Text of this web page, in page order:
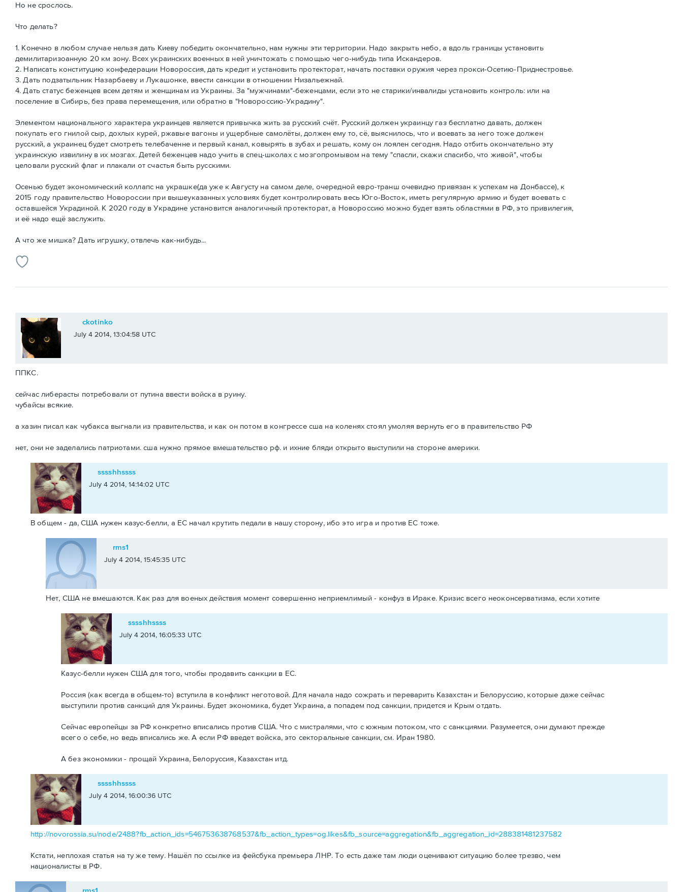
Но не срослось.
Что делать?
1. Конечно в любом случае нельзя дать Киеву победить окончательно, нам нужны эти территории. Надо закрыть небо, а вдоль границы установить
демилитаризоанную 20 км зону. Всех украинских военных в ней уничтожать с помощью чего-нибудь типа Искандеров.
2. Написать конституцию конфедерации Новороссия, дать кредит и установить протекторат, начать поставки оружия через прокси-Осетию-Приднестровье.
3. Дать подзатыльник Назарбаеву и Лукашонке, ввести санкции в отношении Низальежнай.
4. Дать статус беженцев всем детям и женщинам из Украины. За "мужчинами"-беженцами, если это не старики/инвалиды установить контроль: или на
поселение в Сибирь, без права перемещения, или обратно в "Новороссию-Украдину".
Элементом национального характера украинцев является привычка жить за русский счёт. Русский должен украинцу газ бесплатно давать, должен
покупать его гнилой сыр, дохлых курей, ржавые вагоны и ущербные самолёты, должен ему то, сё, выяснилось, что и воевать за него тоже должен
русский, а украинец будет смотреть телебаченне и первый канал, ковырять в зубах и решать, кому он лоялен сегодня. Надо отбить окончательно эту
украинскую извилину в их мозгах. Детей беженцев надо учить в спец-школах с мозгопромывом на тему "спасли, скажи спасибо, что живой", чтобы
целовали русский флаг и плакали от счастья быть русскими.
Осенью будет экономический коллапс на украшке(да уже к Августу на самом деле, очередной евро-транш очевидно привязан к успехам на Донбассе), к
2015 году правительство Новороссии при вышеуказанных условиях будет контролировать весь Юго-Восток, иметь регулярную армию и будет воевать с
оставшейся Украдиной. К 2020 году в Украдине установится аналогичный протекторат, а Новороссию можно будет взять областями в РФ, это привилегия,
и её надо ещё заслужить.
А что же мишка? Дать игрушку, отвлечь как-нибудь...
ckotinko
July 4 2014, 13:04:58 UTC
ППКС.
сейчас либерасты потребовали от путина ввести войска в руину.
чубайсы всякие.
а хазин писал как чубакса выгнали из правительства, и как он потом в конгрессе сша на коленях стоял умоляя вернуть его в правительство РФ
нет, они не заделались патриотами. сша нужно прямое вмешательство рф. и ихние бляди открыто выступили на стороне америки.
sssshhssss
July 4 2014, 14:14:02 UTC
В общем - да, США нужен казус-белли, а ЕС начал крутить педали в нашу сторону, ибо это игра и против ЕС тоже.
rms1
July 4 2014, 15:45:35 UTC
Нет, США не вмешаются. Как раз для военых действия момент совершенно неприемлимый - конфуз в Ираке. Кризис всего неоконсерватизма, если хотите
sssshhssss
July 4 2014, 16:05:33 UTC
Казус-белли нужен США для того, чтобы продавить санкции в ЕС.
Россия (как всегда в общем-то) вступила в конфликт неготовой. Для начала надо сожрать и переварить Казахстан и Белоруссию, которые даже сейчас
выступили против санкций для Украины. Будет экономика, будет Украина, а попадем под санкции, придется и Крым отдать.
Сейчас европейцы за РФ конкретно вписались против США. Что с мистралями, что с южным потоком, что с санкциями. Разумеется, они думают прежде
всего о себе, но ведь вписались же. А если РФ введет войска, это секторальные санкции, см. Иран 1980.
А без экономики - прощай Украина, Белоруссия, Казахстан итд.
sssshhssss
July 4 2014, 16:00:36 UTC
http://novorossia.su/node/2488?fb_action_ids=546753638768537&fb_action_types=og.likes&fb_source=aggregation&fb_aggregation_id=288381481237582
Кстати, неплохая статья на ту же тему. Нашёл по ссылке из фейсбука премьера ЛНР. То есть даже там люди оценивают ситуацию более трезво, чем
националисты в РФ.